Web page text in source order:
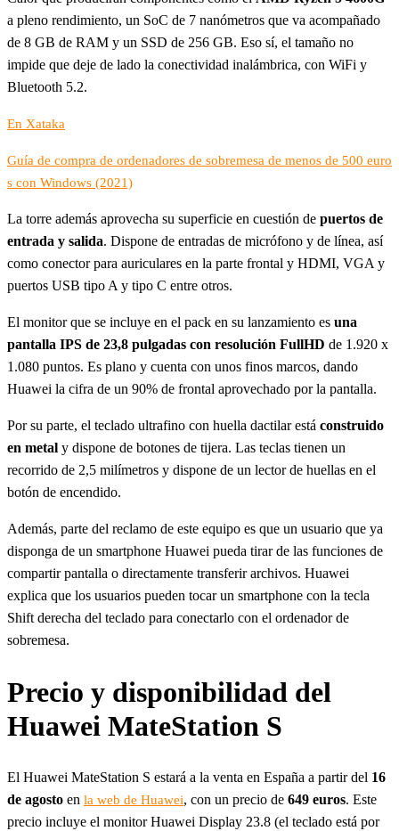
a pleno rendimiento, un SoC de 7 nanómetros que va acompañado
de 8 GB de RAM y un SSD de 256 GB. Eso sí, el tamaño no
impide que deje de lado la conectividad inalámbrica, con WiFi y
Bluetooth 5.2.
En Xataka
Guía de compra de ordenadores de sobremesa de menos de 500 euro
s con Windows (2021)
La torre además aprovecha su superficie en cuestión de puertos de
entrada y salida. Dispone de entradas de micrófono y de línea, así
como conector para auriculares en la parte frontal y HDMI, VGA y
puertos USB tipo A y tipo C entre otros.
El monitor que se incluye en el pack en su lanzamiento es una
pantalla IPS de 23,8 pulgadas con resolución FullHD de 1.920 x
1.080 puntos. Es plano y cuenta con unos finos marcos, dando
Huawei la cifra de un 90% de frontal aprovechado por la pantalla.
Por su parte, el teclado ultrafino con huella dactilar está construido
en metal y dispone de botones de tijera. Las teclas tienen un
recorrido de 2,5 milímetros y dispone de un lector de huellas en el
botón de encendido.
Además, parte del reclamo de este equipo es que un usuario que ya
disponga de un smartphone Huawei pueda tirar de las funciones de
compartir pantalla o directamente transferir archivos. Huawei
explica que los usuarios pueden tocar un smartphone con la tecla
Shift derecha del teclado para conectarlo con el ordenador de
sobremesa.
Precio y disponibilidad del
Huawei MateStation S
El Huawei MateStation S estará a la venta en España a partir del 16
de agosto en la web de Huawei, con un precio de 649 euros. Este
precio incluye el monitor Huawei Display 23.8 (el teclado está por